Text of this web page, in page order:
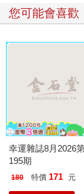
您可能會喜歡
幸運雜誌8月2026
195期
180 特價 171 元